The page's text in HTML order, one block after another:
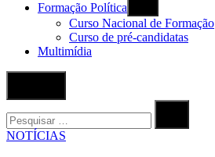
Formação Política
Curso Nacional de Formação
Curso de pré-candidatas
Multimídia
por:
Procurar
POSTADO
NOTÍCIAS